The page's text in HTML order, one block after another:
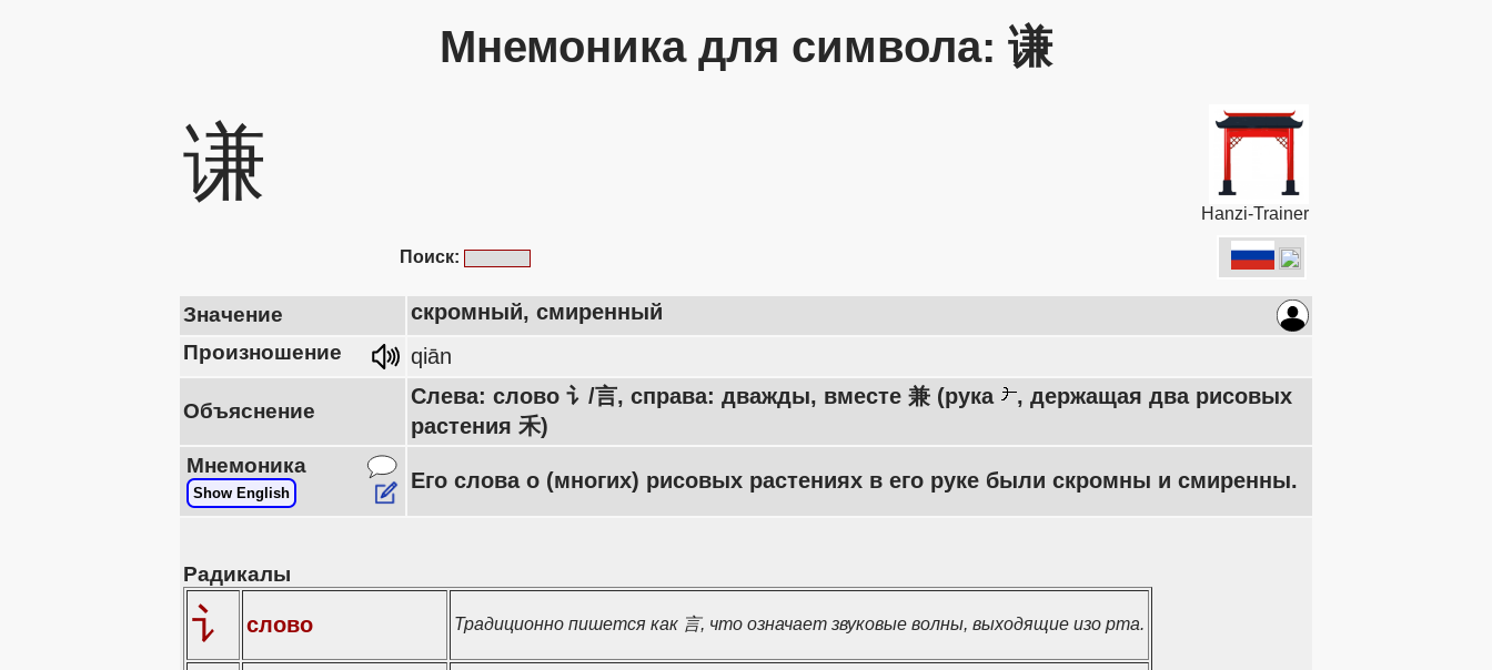
Мнемоника для символа: 谦
谦
Hanzi-Trainer
Поиск:
Значение скромный, смиренный
Произношение qiān
Объяснение
Слева: слово 讠/言, справа: дважды, вместе 兼 (рука
, держащая два рисовых
растения 禾)
Мнемоника
Show English
Его слова о (многих) рисовых растениях в его руке были скромны и смиренны.
Радикалы
讠 слово Традиционно пишется как 言, что означает звуковые волны, выходящие изо рта.